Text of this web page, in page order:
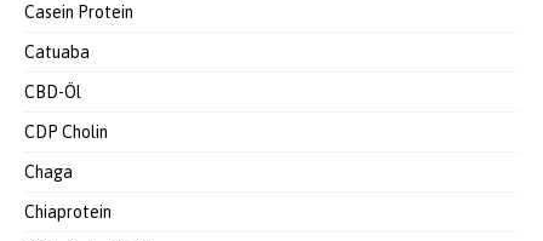
Casein Protein
Catuaba
CBD-Öl
CDP Cholin
Chaga
Chiaprotein